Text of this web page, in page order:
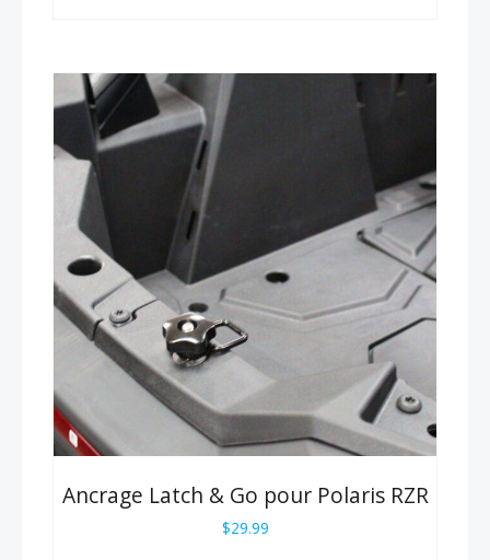
Ancrage Latch & Go pour Polaris RZR
$29.99